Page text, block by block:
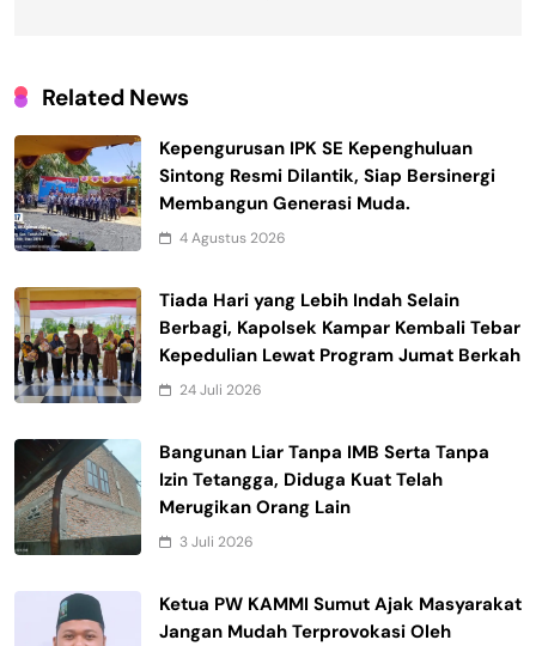
Related News
Kepengurusan IPK SE Kepenghuluan
Sintong Resmi Dilantik, Siap Bersinergi
Membangun Generasi Muda.
4 Agustus 2026
Tiada Hari yang Lebih Indah Selain
Berbagi, Kapolsek Kampar Kembali Tebar
Kepedulian Lewat Program Jumat Berkah
24 Juli 2026
Bangunan Liar Tanpa IMB Serta Tanpa
Izin Tetangga, Diduga Kuat Telah
Merugikan Orang Lain
3 Juli 2026
Ketua PW KAMMI Sumut Ajak Masyarakat
Jangan Mudah Terprovokasi Oleh